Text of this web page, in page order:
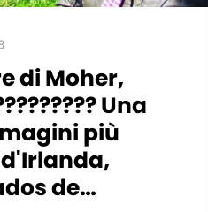
di Moher,
Una
più
de…